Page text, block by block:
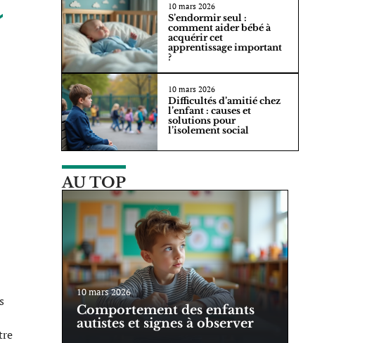
10 mars 2026
S’endormir seul :
comment aider bébé à
acquérir cet
apprentissage important
?
10 mars 2026
Difficultés d’amitié chez
l’enfant : causes et
solutions pour
l’isolement social
AU TOP
10 mars 2026
Comportement des enfants
autistes et signes à observer